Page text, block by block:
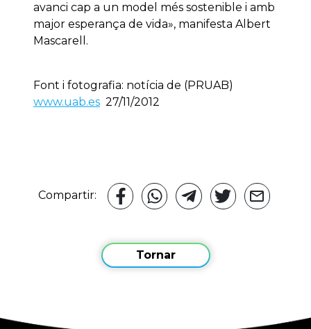
avanci cap a un model més sostenible i amb
major esperança de vida», manifesta Albert
Mascarell.
Font i fotografia: notícia de (PRUAB)
www.uab.es 27/11/2012
Compartir:
Tornar